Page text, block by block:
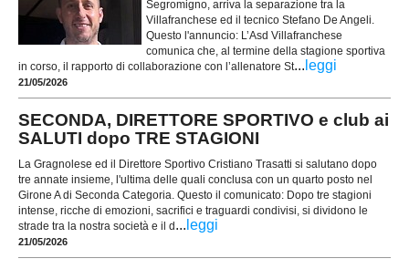
Segromigno, arriva la separazione tra la
Villafranchese ed il tecnico Stefano De Angeli.
Questo l'annuncio: L’Asd Villafranchese
comunica che, al termine della stagione sportiva
in corso, il rapporto di collaborazione con l’allenatore St... leggi
21/05/2026
SECONDA, DIRETTORE SPORTIVO e club ai
SALUTI dopo TRE STAGIONI
La Gragnolese ed il Direttore Sportivo Cristiano Trasatti si salutano dopo
tre annate insieme, l'ultima delle quali conclusa con un quarto posto nel
Girone A di Seconda Categoria. Questo il comunicato: Dopo tre stagioni
intense, ricche di emozioni, sacrifici e traguardi condivisi, si dividono le
strade tra la nostra società e il d ... leggi
21/05/2026